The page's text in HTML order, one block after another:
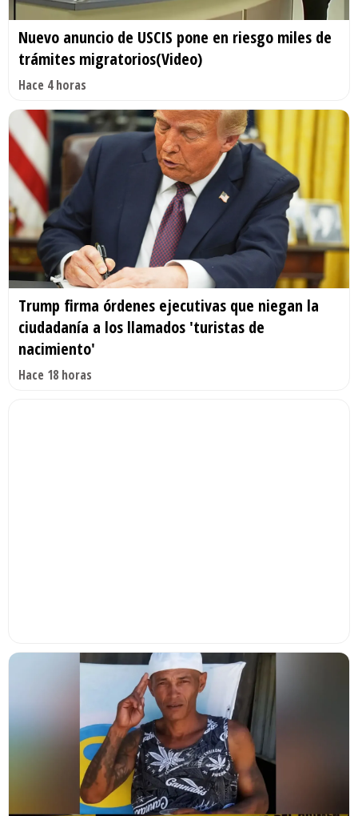
Nuevo anuncio de USCIS pone en riesgo miles de
trámites migratorios(Video)
Hace 4 horas
Trump firma órdenes ejecutivas que niegan la
ciudadanía a los llamados 'turistas de
nacimiento'
Hace 18 horas